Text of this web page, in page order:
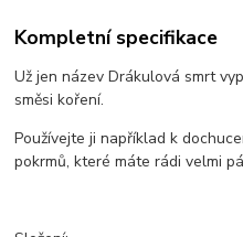
Kompletní specifikace
Už jen název Drákulová smrt
směsi koření.
Používejte ji například k
pokrmů, které máte rádi velmi